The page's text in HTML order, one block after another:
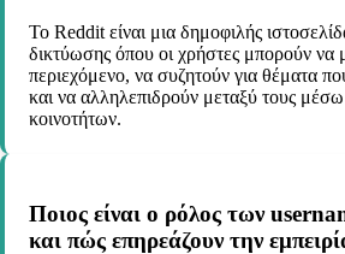
Το Reddit είναι μια δημοφιλής
δικτύωσης όπου οι χρήστες μπορούν να
περιεχόμενο, να συζητούν για θέματα
και να αλληλεπιδρούν μεταξύ τους
κοινοτήτων.
Ποιος είναι ο ρόλος των
και πώς επηρεάζουν την